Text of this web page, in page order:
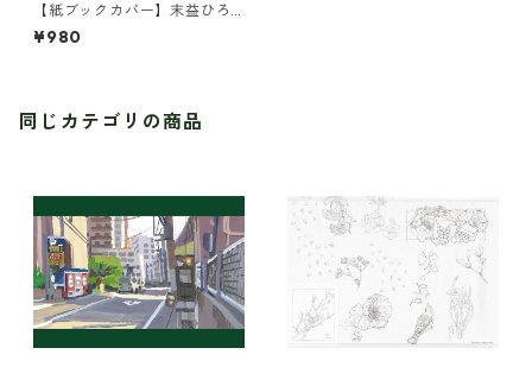
【紙ブックカバー】末益ひろ
こ/KUKKA
¥980
同じカテゴリの商品